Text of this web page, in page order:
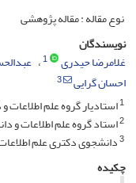
نوع مقاله : مقاله پژوهشی
نویسندگان
غلامرضا حیدری
1
احسان گرایی
3
1استادیار گروه علم
2استاد گروه علم اطلاعات
3دانشجوی دکتری علم
چکیده